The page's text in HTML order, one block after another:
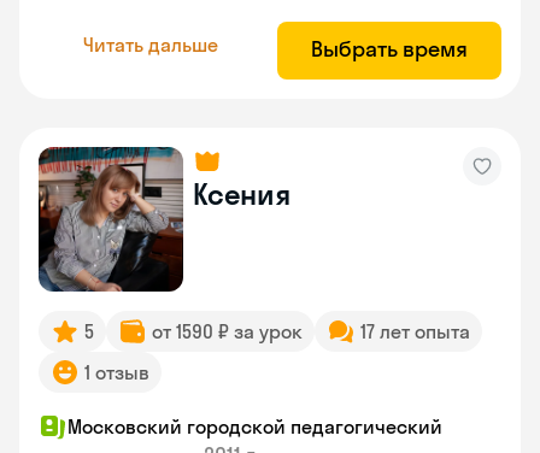
Читать дальше Выбрать время
Ксения
5 от 1590 ₽ за урок
17 лет опыта
1 отзыв
Московский городской педагогический